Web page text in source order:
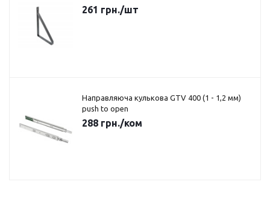
261 грн./шт
Направляюча кулькова GTV 400 (1 - 1,2 мм)
push to open
288 грн./ком